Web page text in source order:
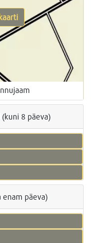
8 päeva)
päeva)